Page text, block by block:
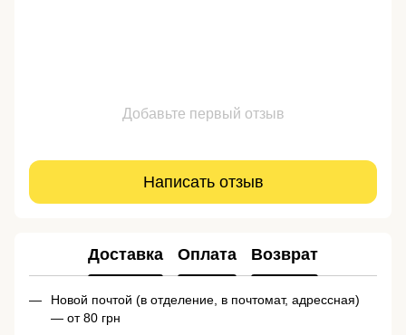
Добавьте первый отзыв
Написать отзыв
Доставка Оплата Возврат
Новой почтой (в отделение, в почтомат, адрессная)
— от 80 грн